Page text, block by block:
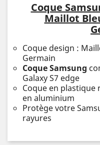
Coque
Maillot
Coque design :
Germain
Coque Samsung
Galaxy S7 edge
Coque en plastique
en aluminium
Protège votre
rayures